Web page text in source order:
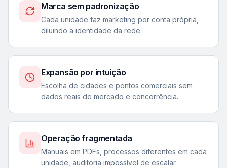
Marca sem padronização
Cada unidade faz marketing por conta própria,
diluindo a identidade da rede.
Expansão por intuição
Escolha de cidades e pontos comerciais sem
dados reais de mercado e concorrência.
Operação fragmentada
Manuais em PDFs, processos diferentes em cada
unidade, auditoria impossível de escalar.